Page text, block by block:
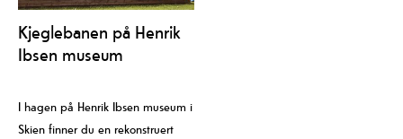
Kjeglebanen på Henrik
Ibsen museum
I hagen på Henrik Ibsen museum i
Skien finner du en rekonstruert